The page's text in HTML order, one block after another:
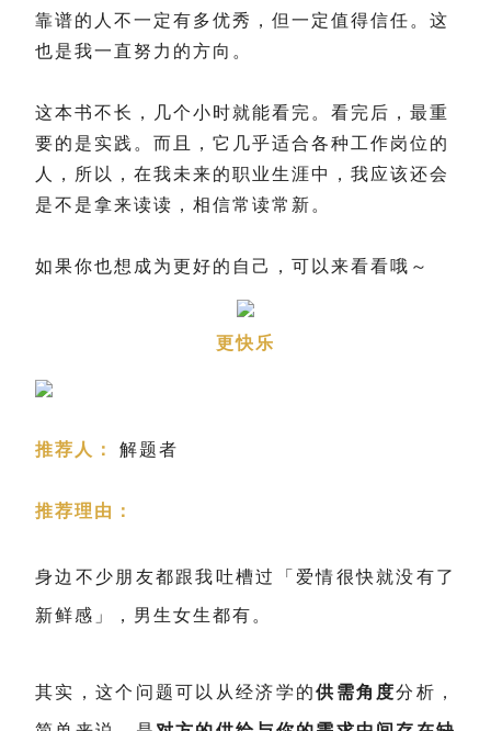
靠谱的人不一定有多优秀，但一定值得信任。这
也是我一直努力的方向。
这本书不长，几个小时就能看完。看完后，最重
要的是实践。而且，它几乎适合各种工作岗位的
人，所以，在我未来的职业生涯中，我应该还会
是不是拿来读读，相信常读常新。
如果你也想成为更好的自己，可以来看看哦～
更快乐
推荐人： 解题者
推荐理由：
身边不少朋友都跟我吐槽过「爱情很快就没有了
新鲜感」，男生女生都有。
其实，这个问题可以从经济学的供需角度分析，